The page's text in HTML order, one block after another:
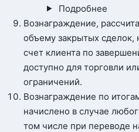
Подробнее
Вознаграждение,
объему закрытых сделок,
счет клиента по
доступно для торговли
ограничений.
Вознаграждение по
начислено в случае
том числе при переводе